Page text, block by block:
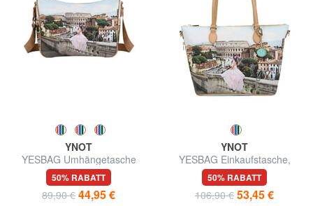
YNOT
YESBAG Umhängetasche
50% RABATT
89,90 € 44,95 €
YNOT
YESBAG Einkaufstasche,
Umhängetasche
50% RABATT
106,90 € 53,45 €